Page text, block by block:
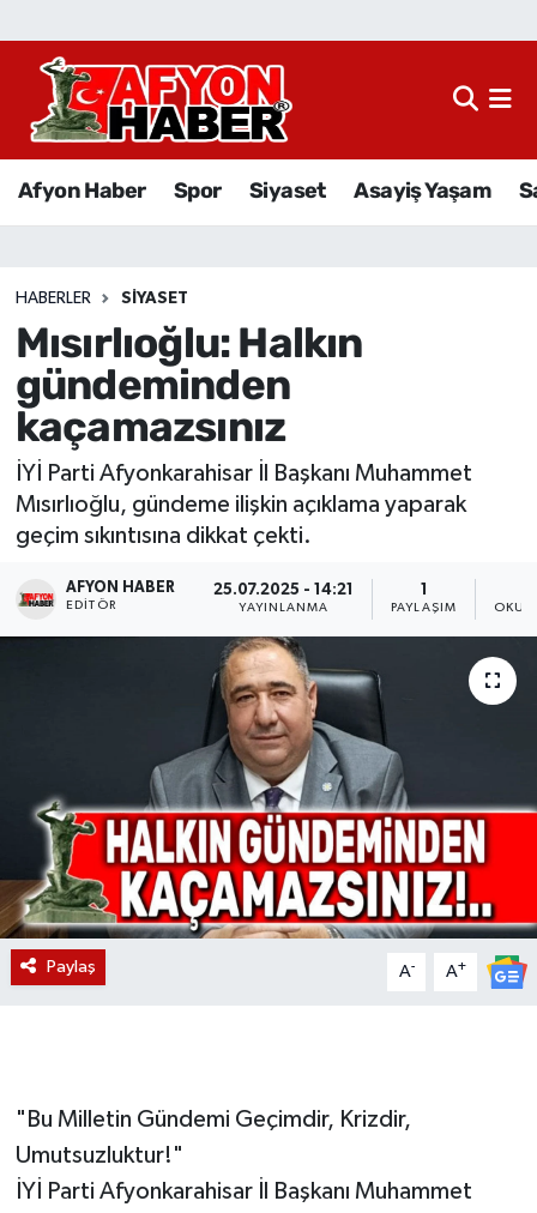
Afyon Haber Spor Siyaset Asayiş Yaşam
HABERLER SIYASET
Mısırlıoğlu: Halkın
gündeminden
kaçamazsınız
İYİ Parti Afyonkarahisar İl Başkanı Muhammet
Mısırlıoğlu, gündeme ilişkin açıklama yaparak
geçim sıkıntısına dikkat çekti.
AFYON HABER
EDITÖR
25.07.2025 - 14:21
YAYINLANMA PAYLAŞIM
Paylaş A- A+
"Bu Milletin Gündemi Geçimdir, Krizdir,
Umutsuzluktur!"
İYİ Parti Afyonkarahisar İl Başkanı Muhammet
Afyon Haber
Sağlık
Eğitim
Sivil Toplum
Ekonomi
Magazin
Etkinlikler